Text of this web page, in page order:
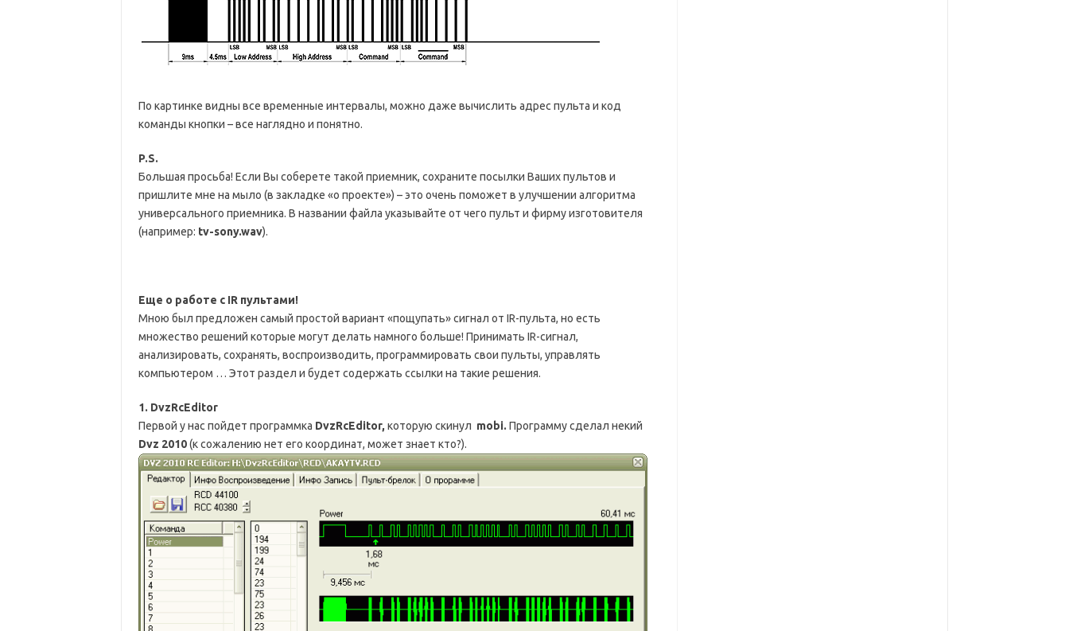
По картинке видны все временные интервалы, можно даже вычислить адрес пульта и код
команды кнопки – все наглядно и понятно.
P.S.
Большая просьба! Если Вы соберете такой приемник, сохраните посылки Ваших пультов и
пришлите мне на мыло (в закладке «о проекте») – это очень поможет в улучшении алгоритма
универсального приемника. В названии файла указывайте от чего пульт и фирму изготовителя
(например: tv-sony.wav).
Еще о работе с IR пультами!
Мною был предложен самый простой вариант «пощупать» сигнал от IR-пульта, но есть
множество решений которые могут делать намного больше! Принимать IR-сигнал,
анализировать, сохранять, воспроизводить, программировать свои пульты, управлять
компьютером … Этот раздел и будет содержать ссылки на такие решения.
1. DvzRcEditor
Первой у нас пойдет программка DvzRcEditor, которую скинул mobi. Программу сделал некий
Dvz 2010(к сожалению нет его координат, может знает кто?).